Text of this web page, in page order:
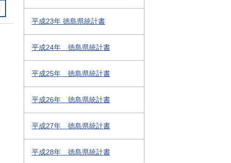
平成23年 徳島県統計書
平成24年 徳島県統計書
平成25年 徳島県統計書
平成26年 徳島県統計書
平成27年 徳島県統計書
平成28年 徳島県統計書